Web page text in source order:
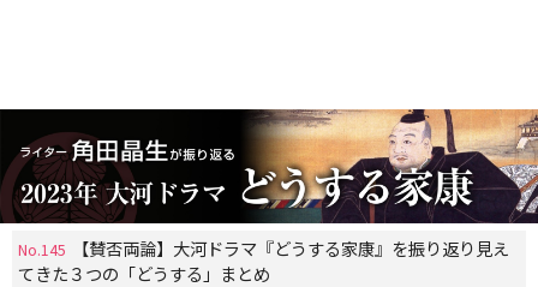
No.145
【賛否両論】大河ドラマ『どうする家康』を振り返り見え
てきた３つの「どうする」まとめ